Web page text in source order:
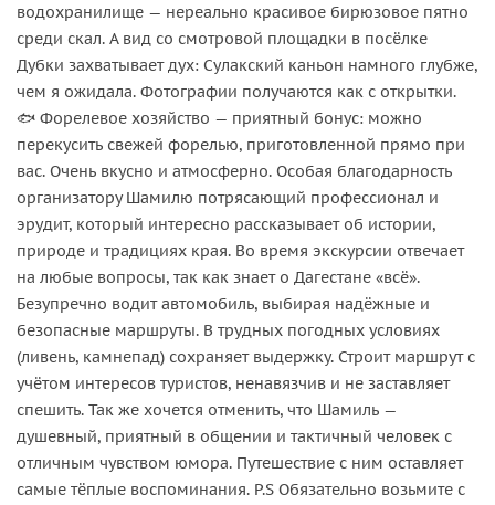
водохранилище — нереально красивое бирюзовое пятно
среди скал. А вид со смотровой площадки в посёлке
Дубки захватывает дух: Сулакский каньон намного глубже,
чем я ожидала. Фотографии получаются как с открытки.
🐟 Форелевое хозяйство — приятный бонус: можно
перекусить свежей форелью, приготовленной прямо при
вас. Очень вкусно и атмосферно. Особая благодарность
организатору Шамилю потрясающий профессионал и
эрудит, который интересно рассказывает об истории,
природе и традициях края. Во время экскурсии отвечает
на любые вопросы, так как знает о Дагестане «всё».
Безупречно водит автомобиль, выбирая надёжные и
безопасные маршруты. В трудных погодных условиях
(ливень, камнепад) сохраняет выдержку. Строит маршрут с
учётом интересов туристов, ненавязчив и не заставляет
спешить. Так же хочется отменить, что Шамиль —
душевный, приятный в общении и тактичный человек с
отличным чувством юмора. Путешествие с ним оставляет
самые тёплые воспоминания. P.S Обязательно возьмите с